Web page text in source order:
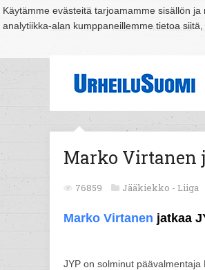
Käytämme evästeitä tarjoamamme sisällön
analytiikka-alan kumppaneillemme tietoa
Suomi Espoo Helsinki Hämeenlinna
Marko Virtanen
76859 Jääkiekko - Liiga
Marko Virtanen jatkaa
JYP on solminut